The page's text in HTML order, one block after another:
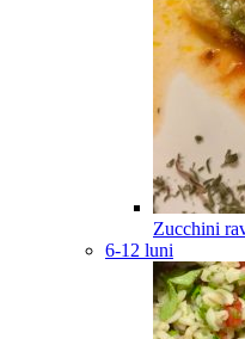
Zucchini
6-12 luni